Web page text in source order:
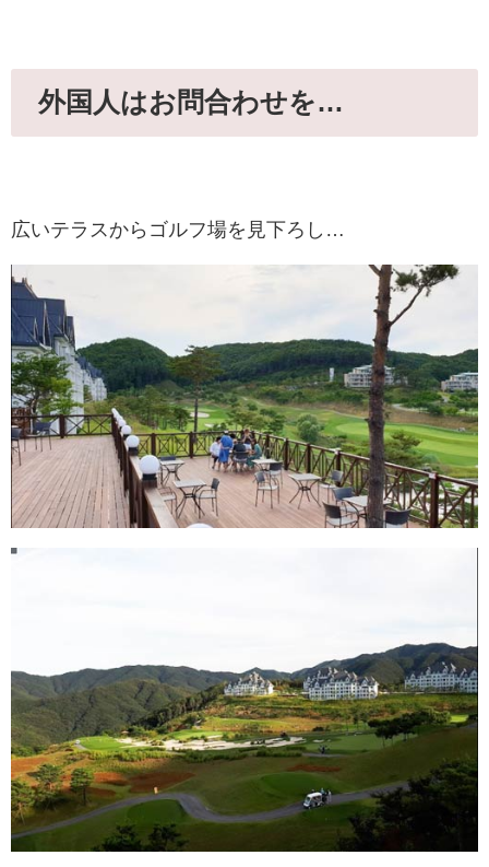
外国人はお問合わせを…
広いテラスからゴルフ場を見下ろし…